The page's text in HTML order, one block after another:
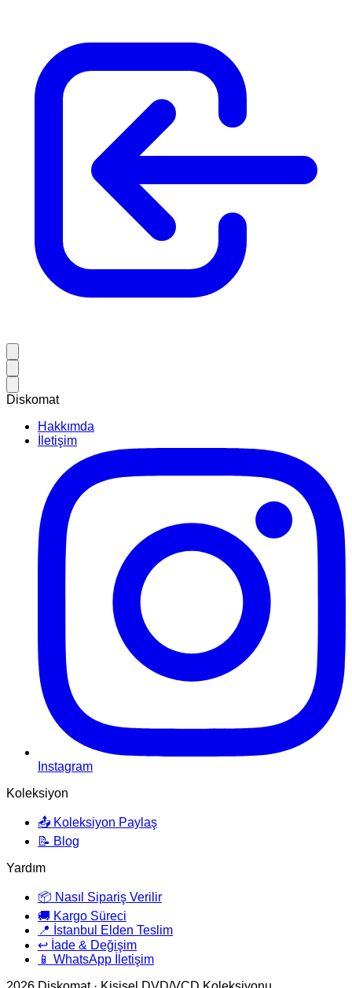
Diskomat
Hakkımda
İletişim
Instagram
Koleksiyon
📤 Koleksiyon Paylaş
📝 Blog
Yardım
📦 Nasıl Sipariş Verilir
🚚 Kargo Süreci
📍 İstanbul Elden Teslim
↩️ İade & Değişim
📱 WhatsApp İletişim